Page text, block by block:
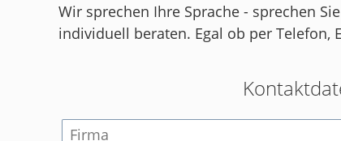
Wir sprechen Ihre Sprache - sprechen
individuell beraten. Egal ob per